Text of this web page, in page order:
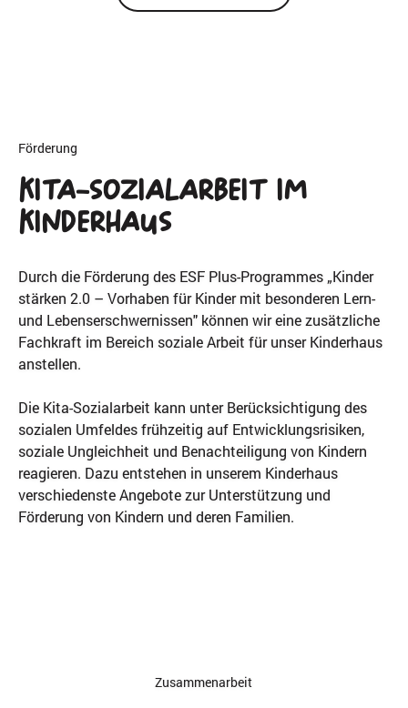
Förderung
Kita-Sozialarbeit im
Kinderhaus
Durch die Förderung des ESF Plus-Programmes „Kinder
stärken 2.0 – Vorhaben für Kinder mit besonderen Lern-
und Lebenserschwernissen" können wir eine zusätzliche
Fachkraft im Bereich soziale Arbeit für unser Kinderhaus
anstellen.
Die Kita-Sozialarbeit kann unter Berücksichtigung des
sozialen Umfeldes frühzeitig auf Entwicklungsrisiken,
soziale Ungleichheit und Benachteiligung von Kindern
reagieren. Dazu entstehen in unserem Kinderhaus
verschiedenste Angebote zur Unterstützung und
Förderung von Kindern und deren Familien.
Zusammenarbeit